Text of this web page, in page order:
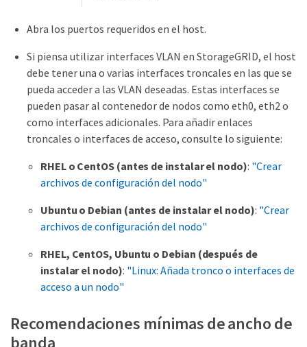
Abra los puertos requeridos en el host.
Si piensa utilizar interfaces VLAN en StorageGRID, el host
debe tener una o varias interfaces troncales en las que se
pueda acceder a las VLAN deseadas. Estas interfaces se
pueden pasar al contenedor de nodos como eth0, eth2 o
como interfaces adicionales. Para añadir enlaces
troncales o interfaces de acceso, consulte lo siguiente:
RHEL o CentOS (antes de instalar el nodo): "Crear
archivos de configuración del nodo"
Ubuntu o Debian (antes de instalar el nodo): "Crear
archivos de configuración del nodo"
RHEL, CentOS, Ubuntu o Debian (después de
instalar el nodo): "Linux: Añada tronco o interfaces de
acceso a un nodo"
Recomendaciones mínimas de ancho de
banda